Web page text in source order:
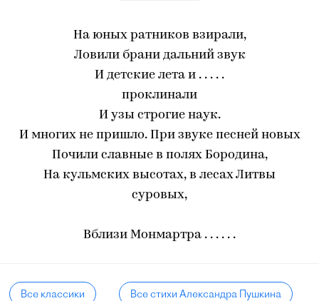
На юных ратников взирали,
Ловили брани дальний звук
И детские лета и . . . . .
проклинали
И узы строгие наук.
И многих не пришло. При звуке песней новых
Почили славные в полях Бородина,
На кульмских высотах, в лесах Литвы
суровых,
Вблизи Монмартра . . . . . .
Все классики Все стихи Александра Пушкина